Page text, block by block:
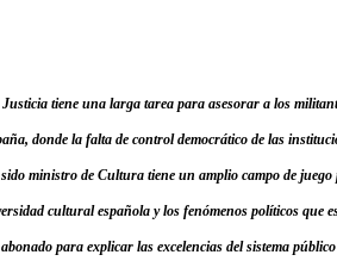
tiene una larga tarea para asesorar a los
donde la falta de control democrático de las
ministro de Cultura tiene un amplio campo de
cultural española y los fenómenos políticos
para explicar las excelencias del sistema